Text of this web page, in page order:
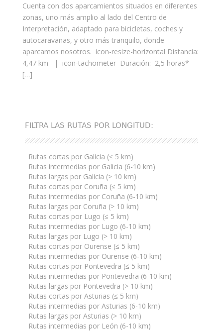
Cuenta con dos aparcamientos situados en diferentes
zonas, uno más amplio al lado del Centro de
Interpretación, adaptado para bicicletas, coches y
autocaravanas, y otro más tranquilo, donde
aparcamos nosotros. icon-resize-horizontal Distancia:
4,47 km | icon-tachometer Duración: 2,5 horas*
[…]
FILTRA LAS RUTAS POR LONGITUD:
Rutas cortas por Galicia (≤ 5 km)
Rutas intermedias por Galicia (6-10 km)
Rutas largas por Galicia (> 10 km)
Rutas cortas por Coruña (≤ 5 km)
Rutas intermedias por Coruña (6-10 km)
Rutas largas por Coruña (> 10 km)
Rutas cortas por Lugo (≤ 5 km)
Rutas intermedias por Lugo (6-10 km)
Rutas largas por Lugo (> 10 km)
Rutas cortas por Ourense (≤ 5 km)
Rutas intermedias por Ourense (6-10 km)
Rutas cortas por Pontevedra (≤ 5 km)
Rutas intermedias por Pontevedra (6-10 km)
Rutas largas por Pontevedra (> 10 km)
Rutas cortas por Asturias (≤ 5 km)
Rutas intermedias por Asturias (6-10 km)
Rutas largas por Asturias (> 10 km)
Rutas intermedias por León (6-10 km)